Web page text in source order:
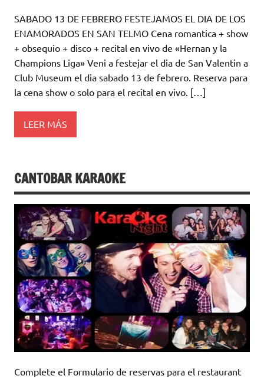
SABADO 13 DE FEBRERO FESTEJAMOS EL DIA DE LOS
ENAMORADOS EN SAN TELMO Cena romantica + show
+ obsequio + disco + recital en vivo de «Hernan y la
Champions Liga» Veni a festejar el dia de San Valentin a
Club Museum el dia sabado 13 de febrero. Reserva para
la cena show o solo para el recital en vivo. […]
LEER MÁS
CANTOBAR KARAOKE
Complete el Formulario de reservas para el restaurant